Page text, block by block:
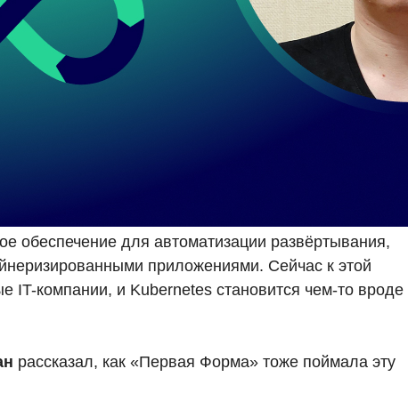
обеспечение для автоматизации развёртывания,
приложениями. Сейчас к этой
IT-компании, и Kubernetes становится чем-то вроде
рассказал, как «Первая Форма» тоже поймала эту